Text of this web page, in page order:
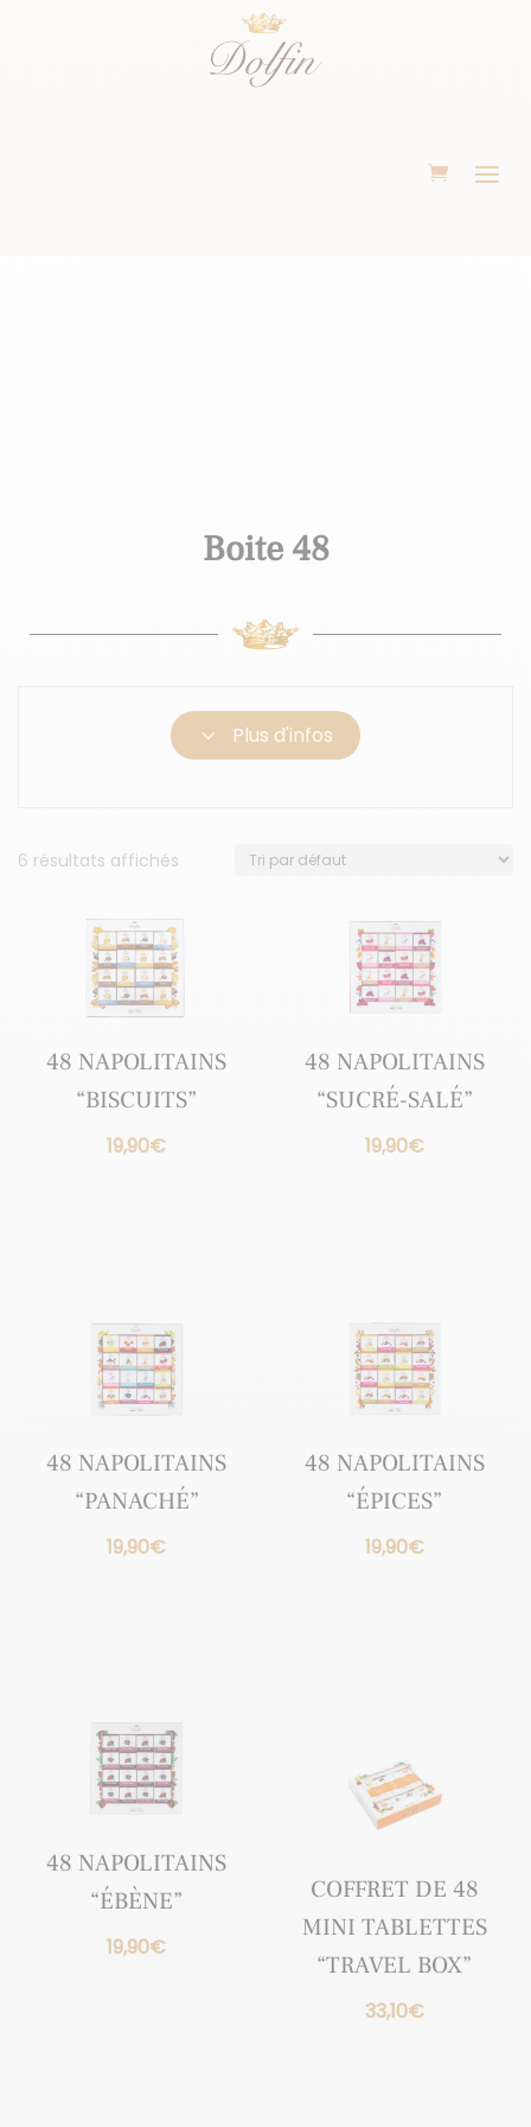
Boite 48
3 Plus d'infos
6 résultats affichés
48 NAPOLITAINS
“BISCUITS”
19,90€
48 NAPOLITAINS
“SUCRÉ-SALÉ”
19,90€
48 NAPOLITAINS
“PANACHÉ”
19,90€
48 NAPOLITAINS
“ÉPICES”
19,90€
48 NAPOLITAINS
“ÉBÈNE”
19,90€
COFFRET DE 48
MINI TABLETTES
“TRAVEL BOX”
33,10€